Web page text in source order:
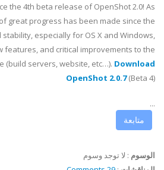
the 4th beta release of OpenShot 2.0! As
great progress has been made since the
especially for OS X and Windows,
features, and critical improvements to the
(build servers, website, etc…). Download
OpenShot 2.0.7(Beta 4)
...
متابعة
الوسوم : لا توجد وسوم